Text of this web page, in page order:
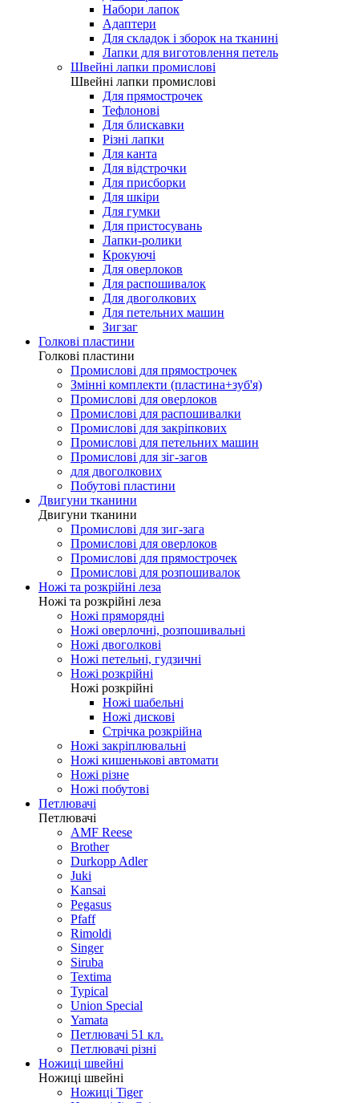
Набори лапок
Адаптери
Для складок і зборок на тканині
Лапки для виготовлення петель
Швейні лапки промислові
Швейні лапки промислові
Для прямострочек
Тефлонові
Для блискавки
Різні лапки
Для канта
Для відстрочки
Для присборки
Для шкіри
Для гумки
Для пристосувань
Лапки-ролики
Крокуючі
Для оверлоков
Для распошивалок
Для двоголкових
Для петельних машин
Зигзаг
Голкові пластини
Голкові пластини
Промислові для прямострочек
Змінні комплекти (пластина+зуб'я)
Промислові для оверлоков
Промислові для распошивалки
Промислові для закріпкових
Промислові для петельних машин
Промислові для зіг-загов
для двоголкових
Побутові пластини
Двигуни тканини
Двигуни тканини
Промислові для зиг-зага
Промислові для оверлоков
Промислові для прямострочек
Промислові для розпошивалок
Ножі та розкрійні леза
Ножі та розкрійні леза
Ножі пряморядні
Ножі оверлочні, розпошивальні
Ножі двоголкові
Ножі петельні, гудзичні
Ножі розкрійні
Ножі розкрійні
Ножі шабельні
Ножі дискові
Стрічка розкрійна
Ножі закріплювальні
Ножі кишенькові автомати
Ножі різне
Ножі побутові
Петлювачі
Петлювачі
AMF Reese
Brother
Durkopp Adler
Juki
Kansai
Pegasus
Pfaff
Rimoldi
Singer
Siruba
Textima
Typical
Union Special
Yamata
Петлювачі 51 кл.
Петлювачі різні
Ножиці швейні
Ножиці швейні
Ножиці Tiger